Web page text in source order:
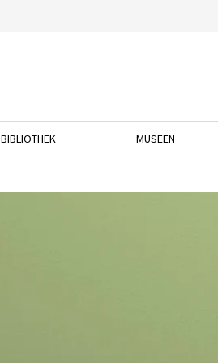
BIBLIOTHEK
MUSEEN